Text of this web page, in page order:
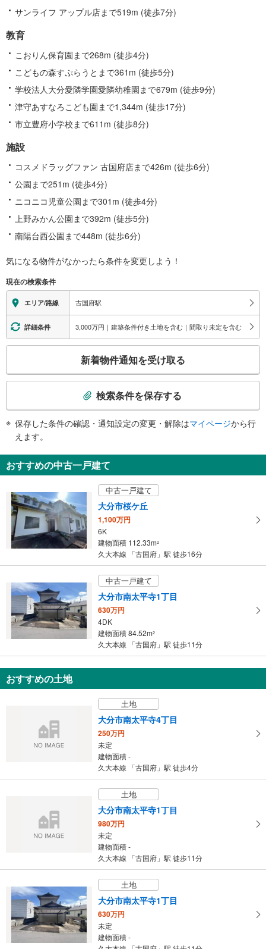
サンライフ アップル店まで519m (徒歩7分)
教育
こおりん保育園まで268m (徒歩4分)
こどもの森すぷらうとまで361m (徒歩5分)
学校法人大分愛隣学園愛隣幼稚園まで679m (徒歩9分)
津守あすなろこども園まで1,344m (徒歩17分)
市立豊府小学校まで611m (徒歩8分)
施設
コスメドラッグファン 古国府店まで426m (徒歩6分)
公園まで251m (徒歩4分)
ニコニコ児童公園まで301m (徒歩4分)
上野みかん公園まで392m (徒歩5分)
南陽台西公園まで448m (徒歩6分)
気になる物件がなかったら条件を変更しよう！
現在の検索条件
エリア/路線 古国府駅
詳細条件 3,000万円｜建築条件付き土地を含む｜間取り未定を含む
検
知
を
け
取
る
・
条
マ
イ
ペ
ー
ジ
保
存
す
新着物件通知を受け取る
検索条件を保存する
保存した条件の確認・通知設定の変更・解除はマイページから行
えます。
おすすめの中古一戸建て
中古一戸建て
大分市桜ケ丘
1,100万円
6K
建物面積 112.33m2
久大本線 「古国府」駅 徒歩16分
中古一戸建て
大分市南太平寺1丁目
630万円
4DK
建物面積 84.52m2
久大本線 「古国府」駅 徒歩11分
おすすめの土地
土地
大分市南太平寺4丁目
250万円
未定
建物面積 -
久大本線 「古国府」駅 徒歩4分
土地
大分市南太平寺1丁目
980万円
未定
建物面積 -
久大本線 「古国府」駅 徒歩11分
土地
大分市南太平寺1丁目
630万円
未定
建物面積 -